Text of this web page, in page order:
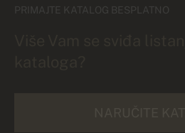
PRIMAJTE KATALOG BESPLATNO